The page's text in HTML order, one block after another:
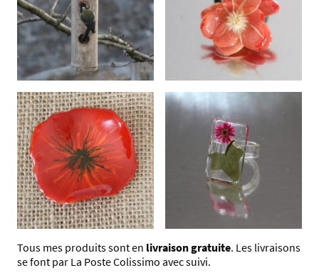
Tous mes produits sont en livraisongratuite. Les livraisons
se font par La Poste Colissimo avec suivi.